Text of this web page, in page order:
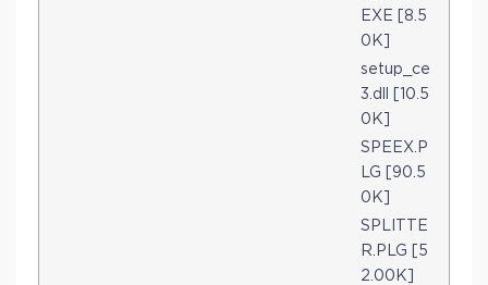
EXE [8.5
0K]
setup_ce
3.dll [10.5
0K]
SPEEX.P
LG [90.5
0K]
SPLITTE
R.PLG [5
2.00K]